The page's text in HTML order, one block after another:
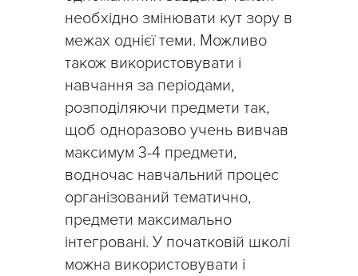
необхідно змінювати кут зору в
межах однієї теми. Можливо
також використовувати і
навчання за періодами,
розподіляючи предмети так,
щоб одноразово учень вивчав
максимум 3-4 предмети,
водночас навчальний процес
організований тематично,
предмети максимально
інтегровані. У початковій школі
можна використовувати і